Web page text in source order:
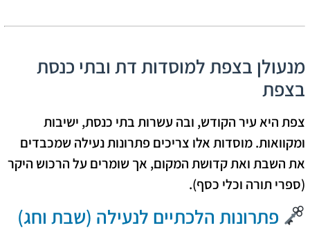
מנעולן בצפת למוסדות דת ובתי כנסת
בצפת
צפת היא עיר הקודש, ובה עשרות בתי כנסת, ישיבות
ומקוואות. מוסדות אלו צריכים פתרונות נעילה שמכבדים
את השבת ואת קדושת המקום, אך שומרים על הרכוש היקר
(ספרי תורה וכלי כסף).
פתרונות הלכתיים לנעילה (שבת וחג)